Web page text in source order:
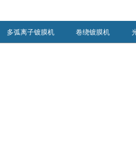
多弧离子镀膜机 卷绕镀膜机